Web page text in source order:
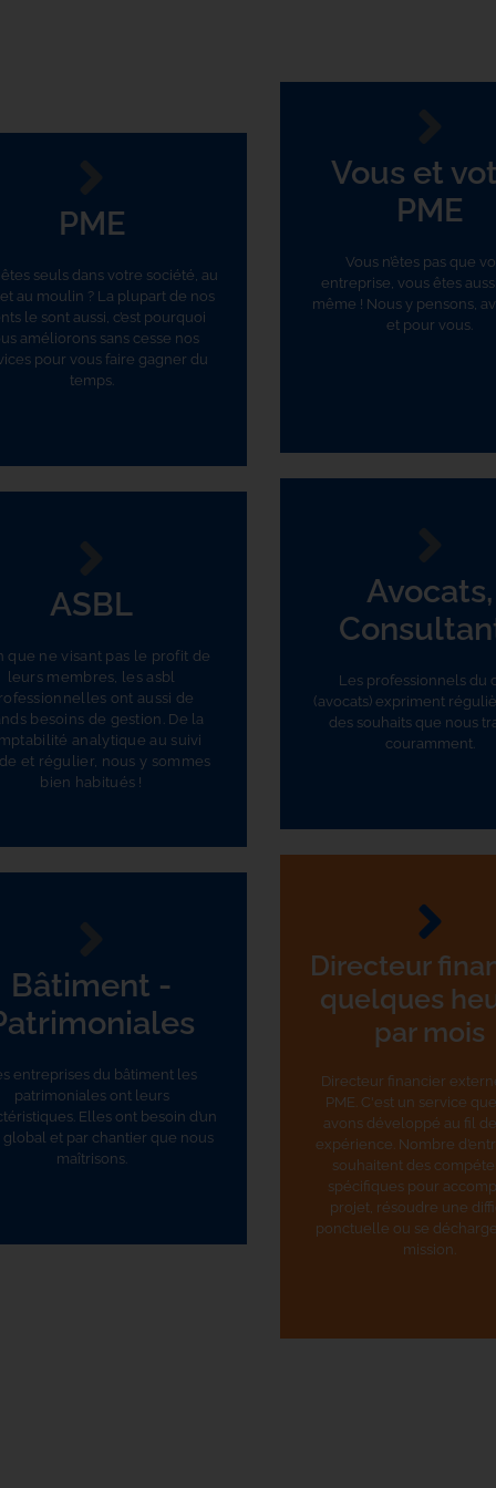
PME
seuls dans votre société, au
au moulin ? La plupart de nos
le sont aussi, c’est pourquoi
améliorons sans cesse nos
pour vous faire gagner du
temps.
ASBL
que ne visant pas le profit de
leurs membres, les asbl
ont aussi de
besoins de gestion. De la
analytique au suivi
et régulier, nous y sommes
bien habitués !
Bâtiment -
entreprises du bâtiment les
patrimoniales ont leurs
Elles ont besoin d’un
global et par chantier que nous
maîtrisons.
Vous et
PME
Vous n’êtes pas que
entreprise, vous êtes
même ! Nous y pensons,
et pour vous.
Avocats,
Les professionnels du
(avocats) expriment
des souhaits que nous
couramment.
Directeur
quelques
par mois
Directeur financier
PME. C'est un service
avons développé au fil
expérience. Nombre
souhaitent des
spécifiques pour
projet, résoudre une
ponctuelle ou se
mission.